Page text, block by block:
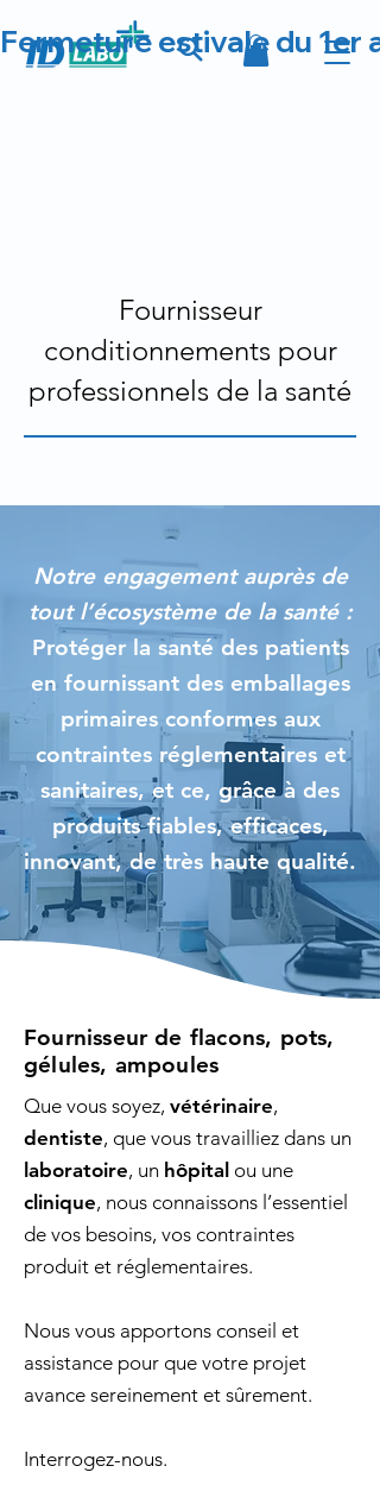
Fermeture estivale du 1er
Fournisseur
conditionnements pour
professionnels de la santé
Notre engagement auprès de
tout l’écosystème de la santé :
Protéger la santé des patients
en fournissant des emballages
primaires conformes aux
contraintes réglementaires et
sanitaires, et ce, grâce à des
produits fiables, efficaces,
innovant, de très haute qualité.
Fournisseur de flacons, pots,
gélules, ampoules
Que vous soyez, vétérinaire,
dentiste, que vous travailliez dans un
laboratoire, un hôpital ou une
clinique, nous connaissons l’essentiel
de vos besoins, vos contraintes
produit et réglementaires.
Nous vous apportons conseil et
assistance pour que votre projet
avance sereinement et sûrement.
Interrogez-nous.